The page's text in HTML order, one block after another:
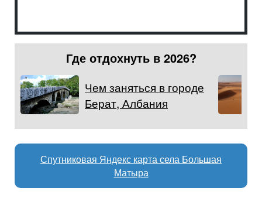
Где отдохнуть в 2026?
Чем заняться в городе
Берат, Албания
Спутниковая Яндекс карта села Большая
Матыра